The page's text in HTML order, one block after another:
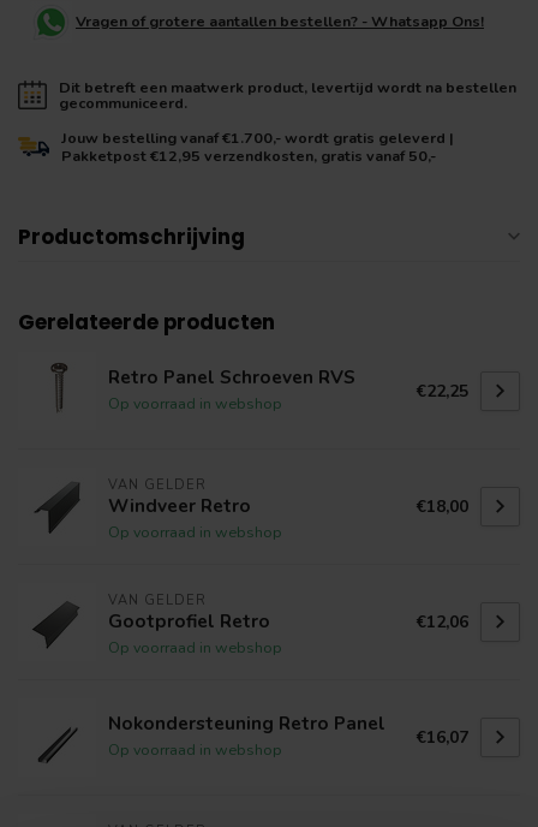
Vragen of grotere aantallen bestellen? - Whatsapp Ons!
Dit betreft een maatwerk product, levertijd wordt na bestellen
gecommuniceerd.
Jouw bestelling vanaf €1.700,- wordt gratis geleverd |
Pakketpost €12,95 verzendkosten, gratis vanaf 50,-
Productomschrijving
Gerelateerde producten
Retro Panel Schroeven RVS
Op voorraad in webshop
€22,25
VAN GELDER
Windveer Retro
Op voorraad in webshop
€18,00
VAN GELDER
Gootprofiel Retro
Op voorraad in webshop
€12,06
Nokondersteuning Retro Panel
Op voorraad in webshop
€16,07